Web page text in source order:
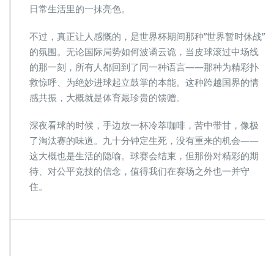
日常生活里的一抹亮色。
不过，真正让人感慨的，是世界杯期间那种”世界暂时休战”
的氛围。无论国际局势如何波谲云诡，当皮球滚过中场线
的那一刻，所有人都回到了同一种语言——那种为精彩扑
救惊呼、为绝妙进球起立鼓掌的本能。这种跨越国界的情
感共振，大概就是体育最珍贵的馈赠。
深夜看球的时候，手边放一杯冷萃咖啡，苦中带甘，像极
了淘汰赛的味道。九十分钟定生死，没有重来的机会——
这大概也是生活的隐喻。球赛会结束，但那份对精彩的期
待、对公平竞技的信念，值得我们在赛场之外也一并守
住。